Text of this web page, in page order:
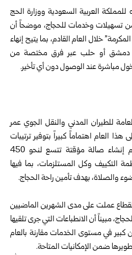
العربية السعودية ووزارة الحج
تسهيلات وخدمات للحجاج، موضحاً أن
خلال العام القادم، بما يتيح إنهاء
دمشق أو حلب عبر فرق مختصة من
مباشرة عند الوصول دون أي تأخير.
للطيران المدني والنقل الجوي عمر
العام اهتماماً كبيراً بتوفير ترتيبات
تسهّل رحلة الحجاج، حيث تم إنشاء صالة مؤقتة تتسع لنحو 450
التكييف وكل المستلزمات، بما فيها
والصلاة، بهدف تأمين راحة الحجاج.
عملت على مدى الشهرين الماضيين
مبيناً أن الانطباعات التي جرى تلقيها
في مستوى الخدمات مقارنة بالعام
ضمن الإمكانيات المتاحة.